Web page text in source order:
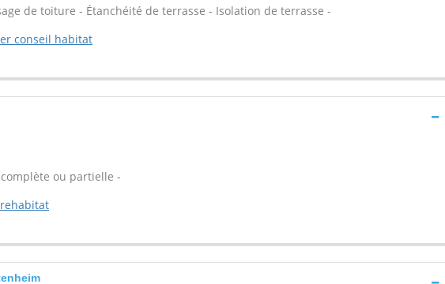
de toiture - Étanchéité de terrasse - Isolation de terrasse -
conseil habitat
ou partielle -